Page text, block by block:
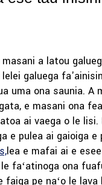
a latou
galuega
uma ona saunia. A
e masani ona
ai vaega o le lisi.
e pulea ai gaioiga e
lea e mafai ai e
faʻatinoga ona
faiga pe naʻo le lava